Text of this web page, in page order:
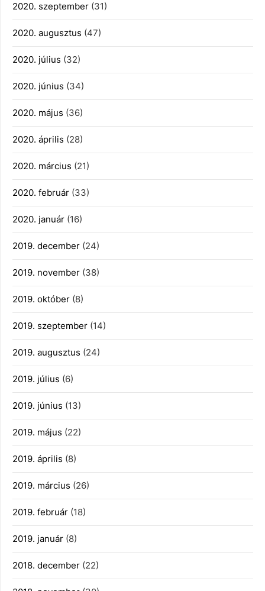
2020. szeptember (31)
2020. augusztus (47)
2020. július (32)
2020. június (34)
2020. május (36)
2020. április (28)
2020. március (21)
2020. február (33)
2020. január (16)
2019. december (24)
2019. november (38)
2019. október (8)
2019. szeptember (14)
2019. augusztus (24)
2019. július (6)
2019. június (13)
2019. május (22)
2019. április (8)
2019. március (26)
2019. február (18)
2019. január (8)
2018. december (22)